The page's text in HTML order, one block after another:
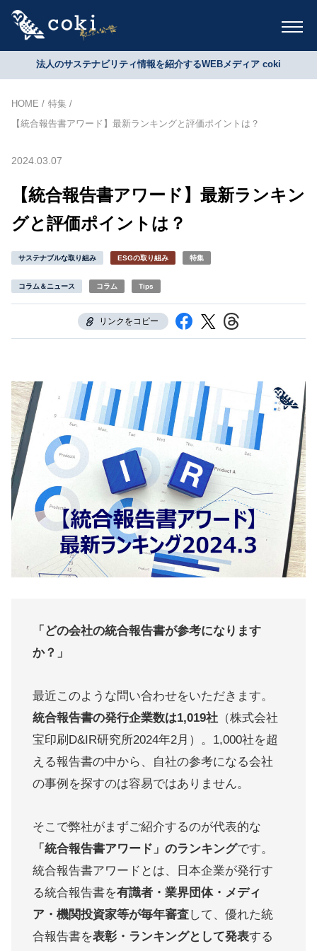
法人のサステナビリティ情報を紹介するWEBメディア coki
HOME
特集
【統合報告書アワード】最新ランキングと評価ポイントは？
2024.03.07
【統合報告書アワード】最新ランキン
グと評価ポイントは？
サステナブルな取り組み ESGの取り組み 特集
コラム＆ニュース コラム Tips
リンクをコピー
「どの会社の統合報告書が参考になります
か？」
最近このような問い合わせをいただきます。
統合報告書の発行企業数は1,019社 （株式会社
宝印刷D&IR研究所2024年2月）。1,000社を超
える報告書の中から、自社の参考になる会社
の事例を探すのは容易ではありません。
そこで弊社がまずご紹介するのが代表的な
「統合報告書アワード」のランキングです。
統合報告書アワードとは、日本企業が発行す
る統合報告書を有識者・業界団体・メディ
ア・機関投資家等が毎年審査して、優れた統
合報告書を表彰・ランキングとして発表する